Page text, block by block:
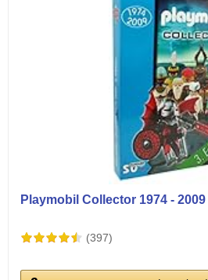
Playmobil Collector 1974 - 2009
(397)